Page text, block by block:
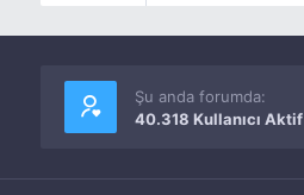
Şu anda forumda:
40.318 Kullanıcı Aktif